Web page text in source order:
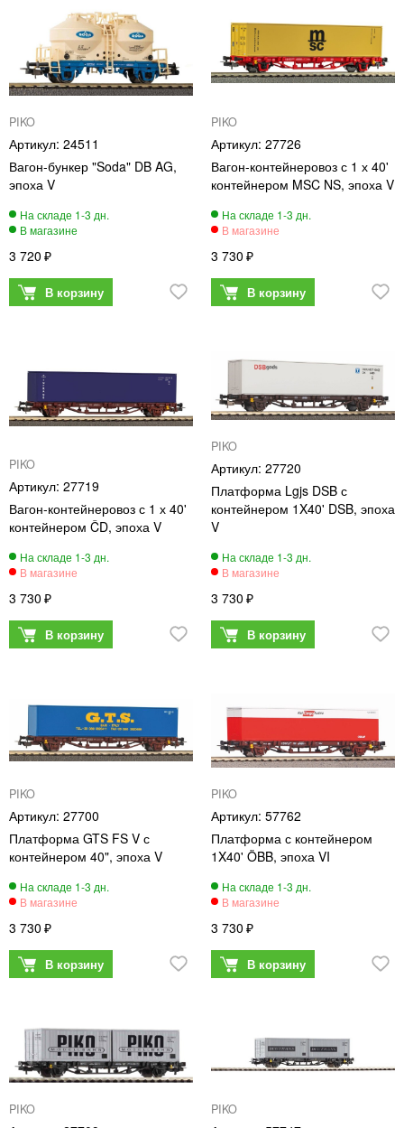
PIKO
24511
Вагон-бункер "Soda" DB AG,
эпоха V
3 720
PIKO
27726
Вагон-контейнеровоз с 1 х 40'
контейнером MSC NS, эпоха V
3 730
PIKO
27719
Вагон-контейнеровоз с 1 х 40'
контейнером ČD, эпоха V
3 730
PIKO
27720
Платформа Lgjs DSB с
контейнером 1X40' DSB, эпоха
V
3 730
PIKO
27700
Платформа GTS FS V с
контейнером 40", эпоха V
3 730
PIKO
57762
Платформа с контейнером
1X40' ÖBB, эпоха VI
3 730
PIKO PIKO